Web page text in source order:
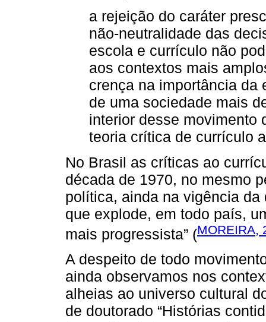
a rejeição do caráter
não-neutralidade das
escola e currículo não
aos contextos mais
crença na importância da
de uma sociedade mais
interior desse movimento
teoria crítica de currículo
No Brasil as críticas ao
década de 1970, no mesmo
política, ainda na vigência da
que explode, em todo país,
mais progressista” (MOREIRA,
A despeito de todo
ainda observamos nos
alheias ao universo cultural
de doutorado “Histórias